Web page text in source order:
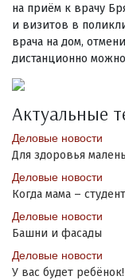
на приём к врачу
и визитов в
врача на дом,
дистанционно
Актуальные
Деловые новости
Для здоровья
Деловые новости
Когда мама –
Деловые новости
Башни и фасады
Деловые новости
У вас будет ребёнок!